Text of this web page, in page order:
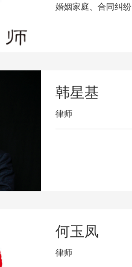
婚姻家庭、合同纠纷
韩星基
律师
何玉凤
律师